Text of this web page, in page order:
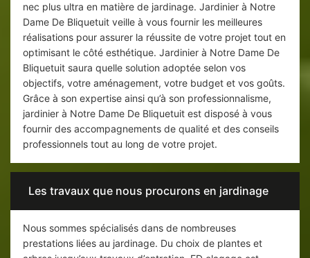
nec plus ultra en matière de jardinage. Jardinier à Notre
Dame De Bliquetuit veille à vous fournir les meilleures
réalisations pour assurer la réussite de votre projet tout en
optimisant le côté esthétique. Jardinier à Notre Dame De
Bliquetuit saura quelle solution adoptée selon vos
objectifs, votre aménagement, votre budget et vos goûts.
Grâce à son expertise ainsi qu’à son professionnalisme,
jardinier à Notre Dame De Bliquetuit est disposé à vous
fournir des accompagnements de qualité et des conseils
professionnels tout au long de votre projet.
Les travaux que nous procurons en jardinage
Nous sommes spécialisés dans de nombreuses
prestations liées au jardinage. Du choix de plantes et